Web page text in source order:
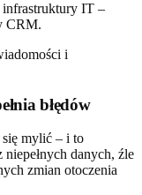
infrastruktury IT –
CRM.
i
błędów
się mylić – i to
danych, źle
zmian otoczenia